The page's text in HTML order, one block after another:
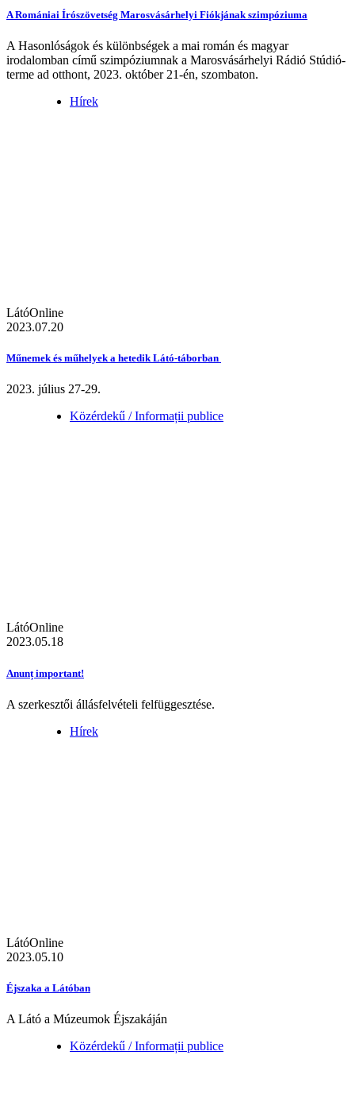
A Romániai Írószövetség Marosvásárhelyi Fiókjának szimpóziuma
A Hasonlóságok és különbségek a mai román és magyar
irodalomban című szimpóziumnak a Marosvásárhelyi Rádió Stúdió-
terme ad otthont, 2023. október 21-én, szombaton.
Hírek
LátóOnline
2023.07.20
Műnemek és műhelyek a hetedik Látó-táborban
2023. július 27-29.
Közérdekű / Informații publice
LátóOnline
2023.05.18
Anunț important!
A szerkesztői állásfelvételi felfüggesztése.
Hírek
LátóOnline
2023.05.10
Éjszaka a Látóban
A Látó a Múzeumok Éjszakáján
Közérdekű / Informații publice